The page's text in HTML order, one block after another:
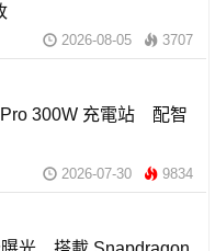
2026-08-05 3707
300W 充電站 配智
2026-07-30 9834